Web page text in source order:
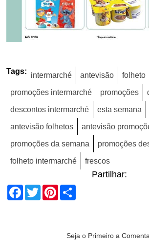
Tags: intermarché antevisão folheto
promoções intermarché promoções
descontos intermarché esta semana
antevisão folhetos antevisão
promoções da semana promoções
folheto intermarché frescos
Partilhar:
Facebook
TwitterPinterest
Seja o Primeiro a